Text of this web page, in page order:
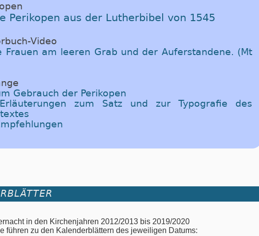
Perikopen aus der Lutherbibel von 1545
Video
Frauen am leeren Grab und der Auferstandene. (Mt
Gebrauch der Perikopen
zum Satz und zur Typografie des
in den Kirchenjahren 2012/2013 bis 2019/2020
führen zu den Kalenderblättern des jeweiligen Datums: